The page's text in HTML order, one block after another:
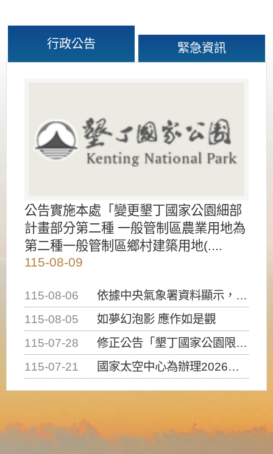
行政公告 緊急資訊
公告實施本處「變更墾丁國家公園細部
計畫部分第二種 一般管制區農業用地為
第二種一般管制區鄉村建築用地(....
115-08-09
115-08-06
依據中央氣象署資料顯示，白海豚颱風持續接近臺灣，請密切注意動向及早完成防災應變準備
115-08-05
如夢幻泡影 應作如是觀
115-07-28
修正公告「墾丁國家公園限制水域遊憩活動之種類、範圍、時間及行為」，自即日生效。
115-07-21
國家太空中心為辦理2026台灣盃火箭競賽，陸、海、空域警戒及協調相關事宜，因颱風備案事宜